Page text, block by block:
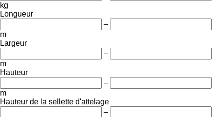
kg
Longueur
–
m
Largeur
–
m
Hauteur
–
m
Hauteur de la sellette d'attelage
–